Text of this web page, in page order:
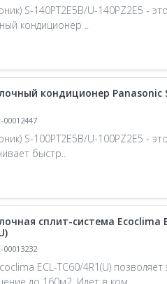
S-140PT2E5B/U-140PZ2E5 -
кондиционер ..
кондиционер Panasonic
S-100PT2E5B/U-100PZ2E5 -
быстр..
сплит-система Ecoclima
ECL-TC60/4R1(U)